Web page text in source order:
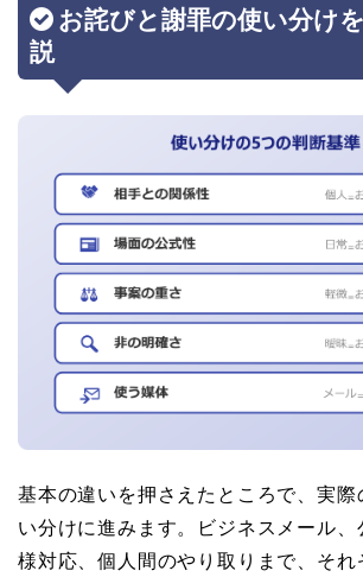
お詫びと謝罪の使い分け
説
基本の違いを押さえたところで、実際
い分けに進みます。ビジネスメール、
様対応、個人間のやり取りまで、それ